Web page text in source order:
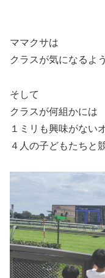
ママクサは
クラスが気になるよ
そして
クラスが何組かには
１ミリも興味がない
４人の子どもたちと